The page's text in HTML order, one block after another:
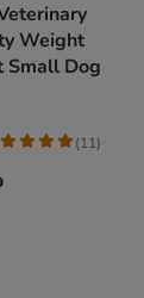
Weight
Small Dog
(11)